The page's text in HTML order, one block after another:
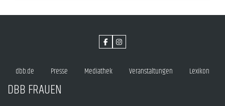
dbb.de Presse Mediathek Veranstaltungen Lexikon
DBB FRAUEN